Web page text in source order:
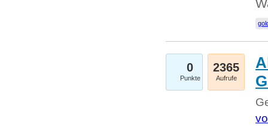
0
Punkte
2365
Aufrufe